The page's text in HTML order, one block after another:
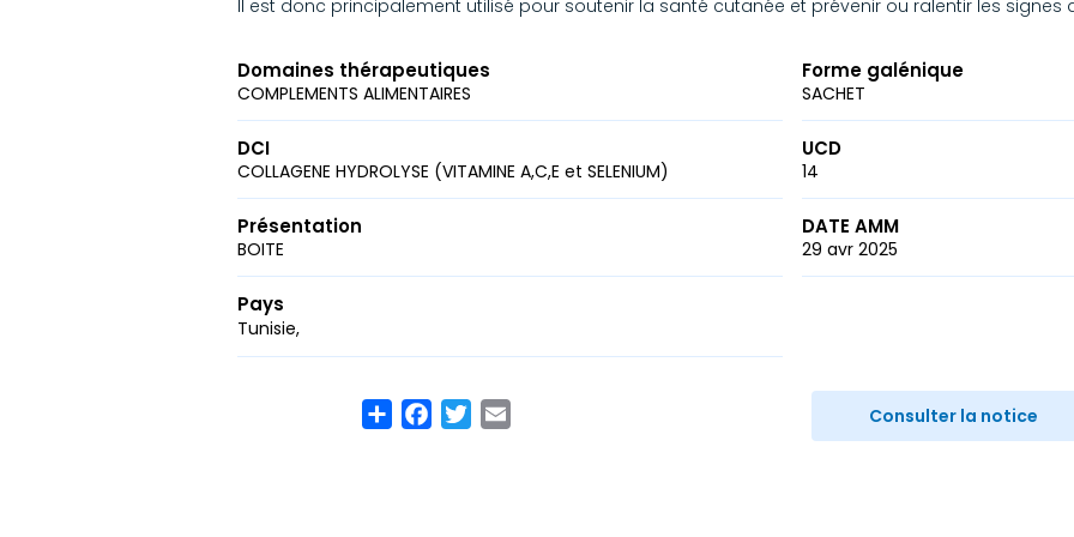
Il est donc principalement utilisé pour soutenir la santé cutanée et prévenir ou ralentir les signes
Domaines thérapeutiques
COMPLEMENTS ALIMENTAIRES
Forme galénique
SACHET
DCI
COLLAGENE HYDROLYSE (VITAMINE A,C,E et SELENIUM)
UCD
14
Présentation
BOITE
DATE AMM
29 avr 2025
Pays
Tunisie
ShareFacebook
Twitter Consulter la notice